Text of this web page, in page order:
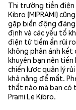
Thị trường tiền điện
Kibro (MIPRAMI)
gặp biến động
định và các yếu tố
điện tử tiềm ẩn rủi
không phản ánh
khuyên bạn nên
chiến lược quản lý
khả năng để mất.
thất nào mà bạn có
Prami Le Kibro.